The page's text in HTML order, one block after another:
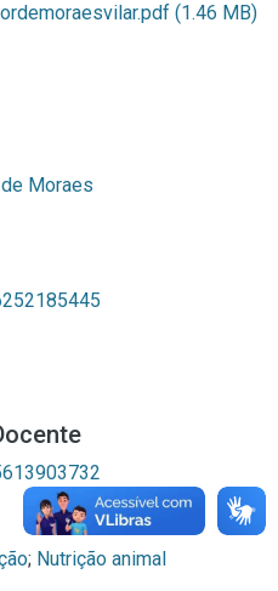
(1.46 MB)
Moraes
; Nutrição animal